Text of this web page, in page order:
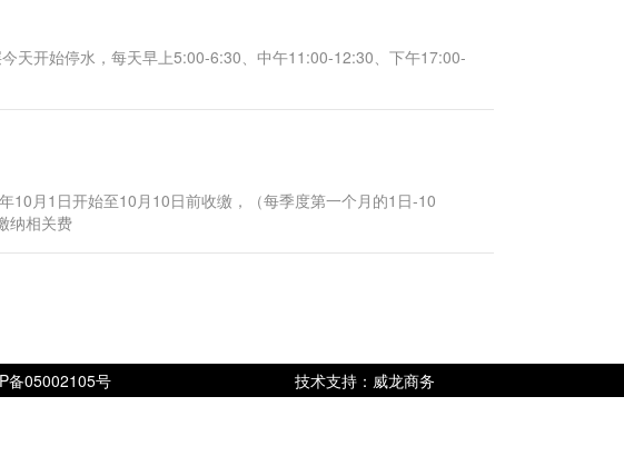
天开始停水，每天早上5:00-6:30、中午11:00-12:30、下午17:00-
10月1日开始至10月10日前收缴，（每季度第一个月的1日-10
纳相关费
备05002105号 技术支持：威龙商务